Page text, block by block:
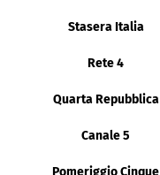
Stasera Italia
Rete 4
Quarta Repubblica
Canale 5